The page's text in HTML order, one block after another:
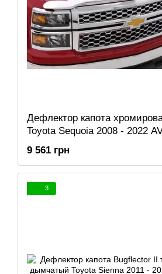
Дефлектор капота
Toyota Sequoia 2008 - 2022
680544
9 561 грн
3